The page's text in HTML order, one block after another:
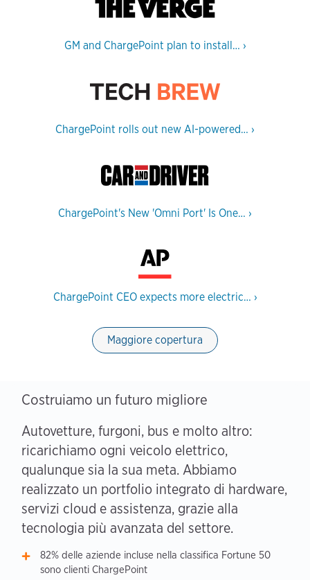
GM and ChargePoint plan to install… ›
ChargePoint rolls out new AI-powered… ›
ChargePoint's New 'Omni Port' Is One… ›
ChargePoint CEO expects more electric… ›
Maggiore copertura
Costruiamo un futuro migliore
Autovetture, furgoni, bus e molto altro:
ricarichiamo ogni veicolo elettrico,
qualunque sia la sua meta. Abbiamo
realizzato un portfolio integrato di hardware,
servizi cloud e assistenza, grazie alla
tecnologia più avanzata del settore.
82% delle aziende incluse nella classifica Fortune 50
sono clienti ChargePoint